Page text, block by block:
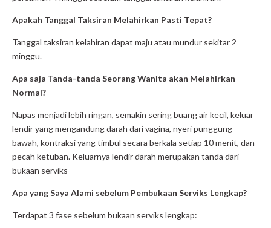
Apakah Tanggal Taksiran Melahirkan Pasti Tepat?
Tanggal taksiran kelahiran dapat maju atau mundur sekitar 2
minggu.
Apa saja Tanda-tanda Seorang Wanita akan Melahirkan
Normal?
Napas menjadi lebih ringan, semakin sering buang air kecil, keluar
lendir yang mengandung darah dari vagina, nyeri punggung
bawah, kontraksi yang timbul secara berkala setiap 10 menit, dan
pecah ketuban. Keluarnya lendir darah merupakan tanda dari
bukaan serviks
Apa yang Saya Alami sebelum Pembukaan Serviks Lengkap?
Terdapat 3 fase sebelum bukaan serviks lengkap: